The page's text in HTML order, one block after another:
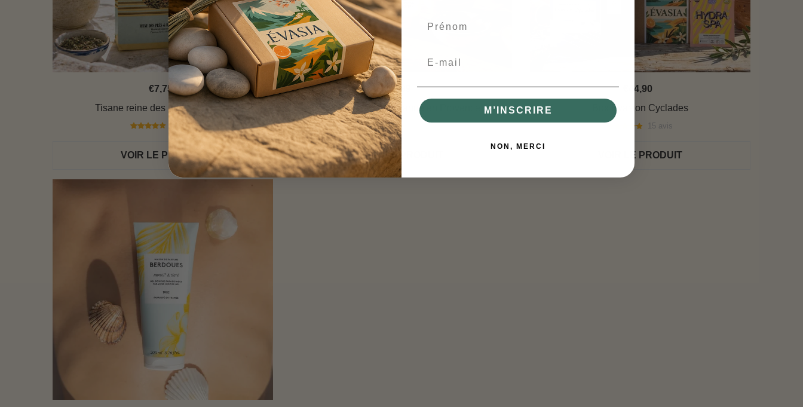
€7,75
Tisane reine des près et romarin
15 avis
VOIR LE PRODUIT
€6,99
Lait Corps Olive Jeanne en Provence
15 avis
VOIR LE PRODUIT
€44,90
Box Évasion Cyclades
15 avis
VOIR LE PRODUIT
M’INSCRIRE
NON, MERCI